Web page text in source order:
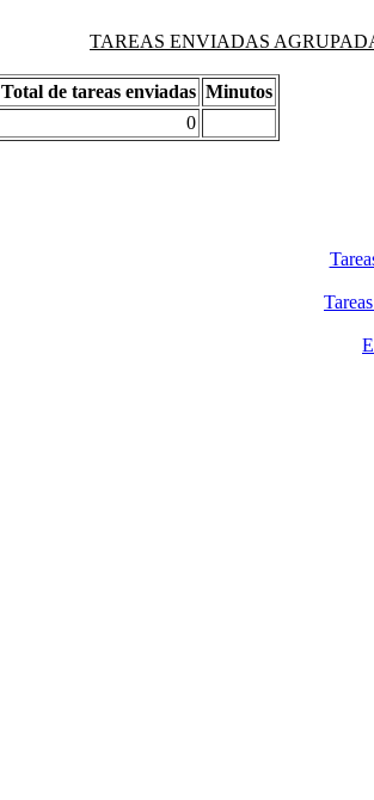
TAREAS ENVIADAS
Total de tareas enviadas Minutos
0